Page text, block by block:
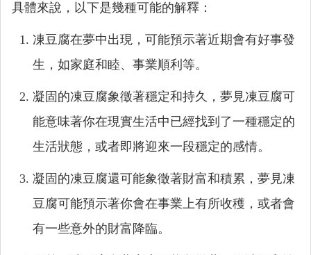
具體來說，以下是幾種可能的解釋：
凍豆腐在夢中出現，可能預示著近期會有好事發
生，如家庭和睦、事業順利等。
凝固的凍豆腐象徵著穩定和持久，夢見凍豆腐可
能意味著你在現實生活中已經找到了一種穩定的
生活狀態，或者即將迎來一段穩定的感情。
凝固的凍豆腐還可能象徵著財富和積累，夢見凍
豆腐可能預示著你會在事業上有所收穫，或者會
有一些意外的財富降臨。